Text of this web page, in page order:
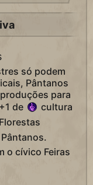
só podem
Pântanos
para
de
cultura
o cívico Feiras